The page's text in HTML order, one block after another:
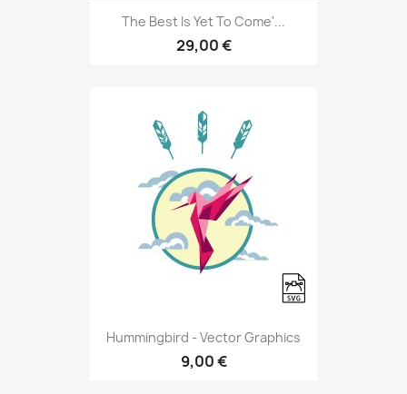
The Best Is Yet To Come'...
29,00 €
Hummingbird - Vector Graphics
9,00 €